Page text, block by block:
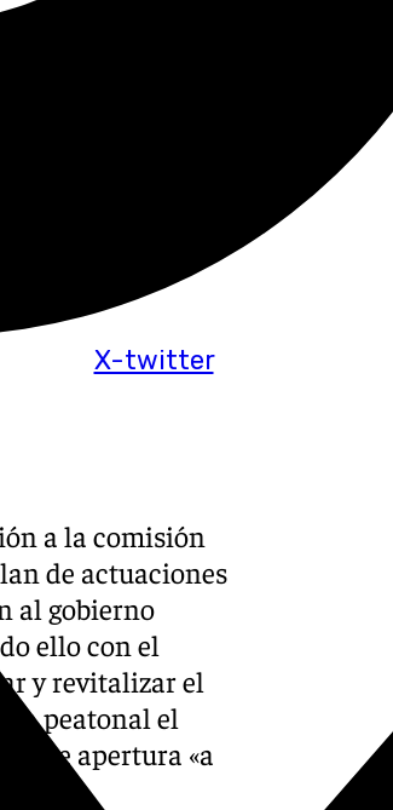
X-twitter
a la comisión
de actuaciones
al gobierno
ello con el
y revitalizar el
peatonal el
de apertura «a